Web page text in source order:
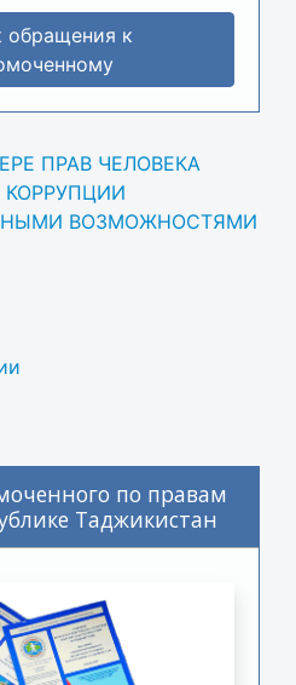
обращения к
ПРАВ ЧЕЛОВЕКА
ВОЗМОЖНОСТЯМИ
по правам
Таджикистан